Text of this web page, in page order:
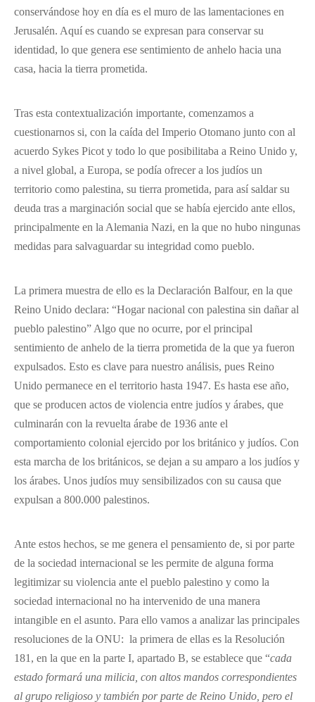
conservándose hoy en día es el muro de las lamentaciones en
Jerusalén. Aquí es cuando se expresan para conservar su
identidad, lo que genera ese sentimiento de anhelo hacia una
casa, hacia la tierra prometida.
Tras esta contextualización importante, comenzamos a
cuestionarnos si, con la caída del Imperio Otomano junto con al
acuerdo Sykes Picot y todo lo que posibilitaba a Reino Unido y,
a nivel global, a Europa, se podía ofrecer a los judíos un
territorio como palestina, su tierra prometida, para así saldar su
deuda tras a marginación social que se había ejercido ante ellos,
principalmente en la Alemania Nazi, en la que no hubo ningunas
medidas para salvaguardar su integridad como pueblo.
La primera muestra de ello es la Declaración Balfour, en la que
Reino Unido declara: “Hogar nacional con palestina sin dañar al
pueblo palestino” Algo que no ocurre, por el principal
sentimiento de anhelo de la tierra prometida de la que ya fueron
expulsados. Esto es clave para nuestro análisis, pues Reino
Unido permanece en el territorio hasta 1947. Es hasta ese año,
que se producen actos de violencia entre judíos y árabes, que
culminarán con la revuelta árabe de 1936 ante el
comportamiento colonial ejercido por los británico y judíos. Con
esta marcha de los británicos, se dejan a su amparo a los judíos y
los árabes. Unos judíos muy sensibilizados con su causa que
expulsan a 800.000 palestinos.
Ante estos hechos, se me genera el pensamiento de, si por parte
de la sociedad internacional se les permite de alguna forma
legitimizar su violencia ante el pueblo palestino y como la
sociedad internacional no ha intervenido de una manera
intangible en el asunto. Para ello vamos a analizar las principales
resoluciones de la ONU: la primera de ellas es la Resolución
181, en la que en la parte I, apartado B, se establece que “cada
estado formará una milicia, con altos mandos correspondientes
al grupo religioso y también por parte de Reino Unido, pero el